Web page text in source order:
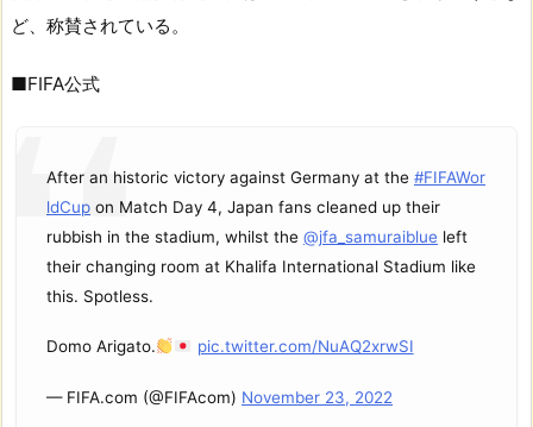
ど、称賛されている。
■FIFA公式
After an historic victory against Germany at the #FIFAWor
ldCup on Match Day 4, Japan fans cleaned up their
rubbish in the stadium, whilst the @jfa_samuraiblue left
their changing room at Khalifa International Stadium like
this. Spotless.
Domo Arigato. pic.twitter.com/NuAQ2xrwSI
— FIFA.com (@FIFAcom) November 23, 2022